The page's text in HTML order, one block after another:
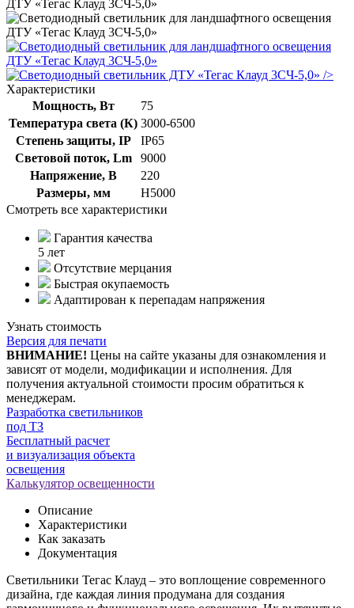
/>
Характеристики
Мощность, Вт
75
Температура света (К) 3000-6500
Степень защиты, IP
IP65
Световой поток, Lm
9000
Напряжение, В
220
Размеры, мм
H5000
Смотреть все характеристики
Гарантия качества
5 лет
Отсутствие мерцания
Быстрая окупаемость
Адаптирован к перепадам напряжения
Узнать стоимость
Версия для печати
ВНИМАНИЕ! Цены на сайте указаны для ознакомления и
зависят от модели, модификации и исполнения. Для
получения актуальной стоимости просим обратиться к
менеджерам.
Разработка светильников
под ТЗ
Бесплатный расчет
и визуализация объекта
освещения
Калькулятор освещенности
Описание
Характеристики
Как заказать
Документация
Светильники Тегас Клауд – это воплощение современного
дизайна, где каждая линия продумана для создания